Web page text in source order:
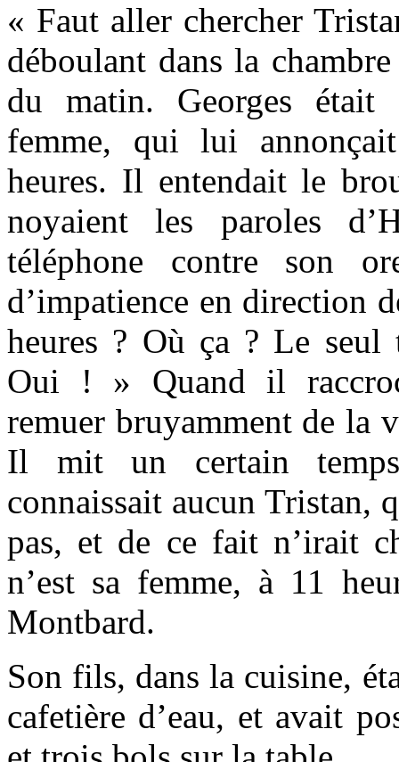
« Faut aller chercher
déboulant dans la
du matin. Georges était
femme, qui lui
heures. Il entendait le
noyaient les paroles
téléphone contre son
d’impatience en direction
heures ? Où ça ? Le seul
Oui ! » Quand il
remuer bruyamment de la
Il mit un certain
connaissait aucun Tristan,
pas, et de ce fait n’irait
n’est sa femme, à 11
Montbard.
Son fils, dans la cuisine,
cafetière d’eau, et avait